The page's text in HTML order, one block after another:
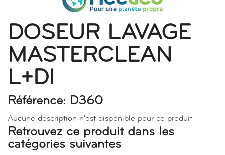
DOSEUR LAVAGE
MASTERCLEAN
L+DI
Référence: D360
Aucune description n'est disponible pour ce produit
Retrouvez ce produit dans les
catégories suivantes